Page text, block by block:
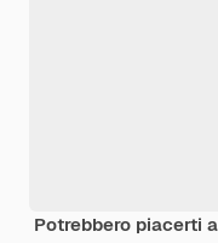
Potrebbero piacerti